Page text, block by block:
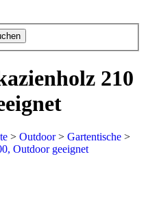
210
> Outdoor> Gartentische >
Outdoor geeignet